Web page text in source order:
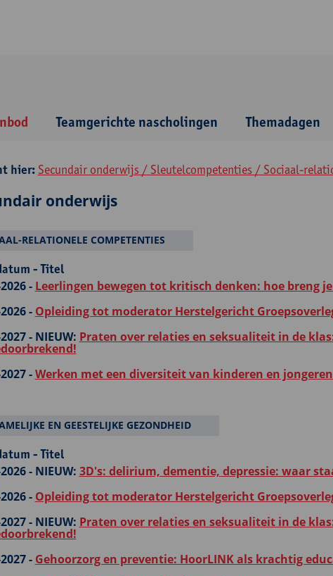
Teamgerichte nascholingen Themadagen
hier: Secundair onderwijs / Sleutelcompetenties / Sociaal-
onderwijs
RELATIONELE COMPETENTIES
- Titel
- Leerlingen bewegen tot kritisch denken: hoe breng
- Opleiding tot moderator Herstelgericht
- NIEUW: Praten over relaties en seksualiteit in de
-Werken met een diversiteit van kinderen en
EN GEESTELIJKE GEZONDHEID
- Titel
- NIEUW: 3D's: delirium, dementie, depressie: waar
- Opleiding tot moderator Herstelgericht
- NIEUW: Praten over relaties en seksualiteit in de
- Gehoorzorg en preventie: HoorLINK als krachtig